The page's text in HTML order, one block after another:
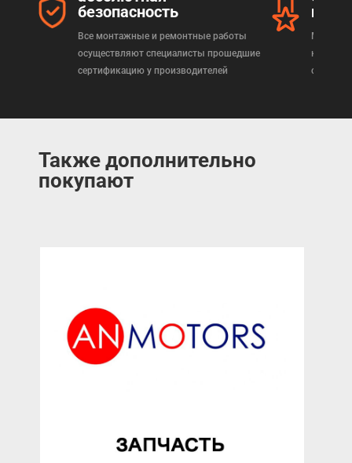
безопасность
Все монтажные и ремонтные работы
осуществляют специалисты прошедшие
сертификацию у производителей
Мы
Также дополнительно
покупают